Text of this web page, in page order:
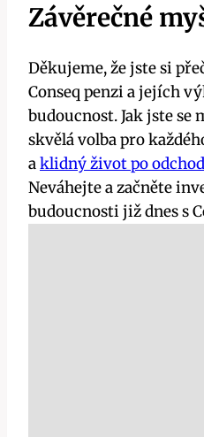
Závěrečné
Děkujeme, že jste si
Conseq penzi a jejích
budoucnost. Jak jste se
skvělá volba pro
aklidný život po
Neváhejte a začněte
budoucnosti již dnes s